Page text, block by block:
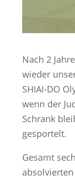
Nach 2
wieder
SHIAI-DO
wenn der
Schrank
gesportelt.
Gesamt